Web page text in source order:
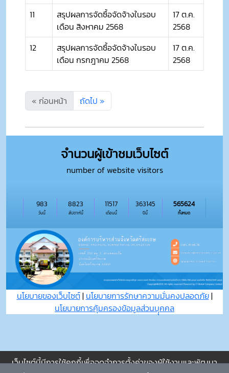
11
สรุปผลการจัดซื้อจัดจ้างในรอบ
เดือน สิงหาคม 2568
17 ต.ค.
2568
12
สรุปผลการจัดซื้อจัดจ้างในรอบ
เดือน กรกฎาคม 2568
17 ต.ค.
2568
« ก่อนหน้า ถัดไป »
จำนวนผู้เข้าชมเว็บไซต์
number of website visitors
วันนี้
983
สัปดาห์นี้
8823
เดือนนี้
11517
ปีนี้
363145
ทั้งหมด
565624
นโยบายของเว็บไซต์| นโยบายการรักษาความมั่นคงปลอดภัย|
นโยบายการคุ้มครองข้อมูลส่วนบุุคคล
เว็บไซต์นี้มีการใช้คุกกี้เพื่อจดจำการตั้งค่าของผู้ใช้งานและพัฒนา